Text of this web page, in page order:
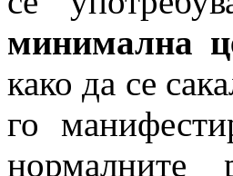
минимална
како да се
го